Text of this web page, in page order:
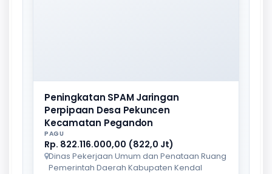
Peningkatan SPAM Jaringan
Perpipaan Desa Pekuncen
Kecamatan Pegandon
PAGU
Rp. 822.116.000,00 (822,0 Jt)
Dinas Pekerjaan Umum dan Penataan Ruang
Pemerintah Daerah Kabupaten Kendal